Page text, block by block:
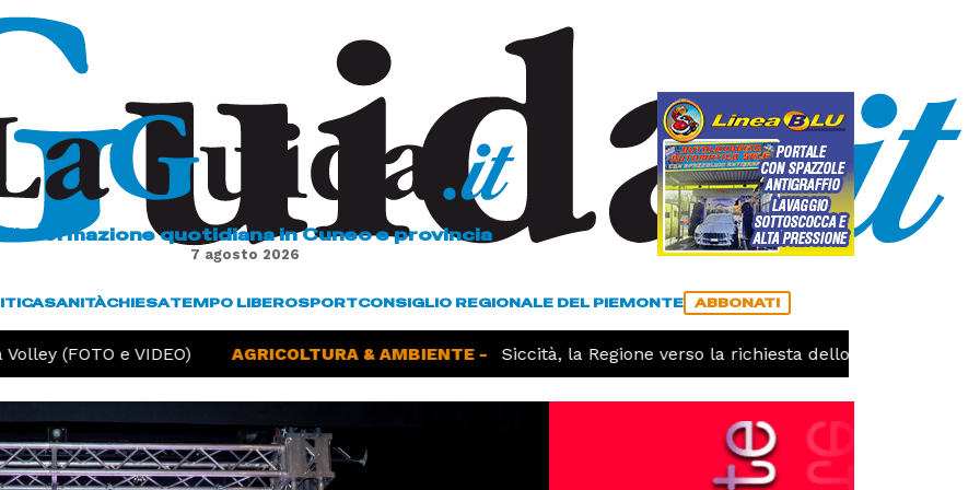
L'informazione quotidiana in Cuneo e provincia
7 agosto 2026
SANITÀCHIESATEMPO LIBEROSPORTCONSIGLIO REGIONALE DEL PIEMONTE ABBONATI
(FOTO e VIDEO) AGRICOLTURA & AMBIENTE - Siccità, la Regione verso la richiesta dello stato di